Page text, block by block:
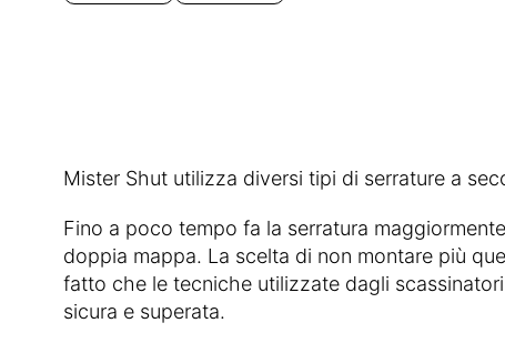
Mister Shut utilizza diversi tipi di serrature a
Fino a poco tempo fa la serratura
doppia mappa. La scelta di non montare più
fatto che le tecniche utilizzate dagli
sicura e superata.